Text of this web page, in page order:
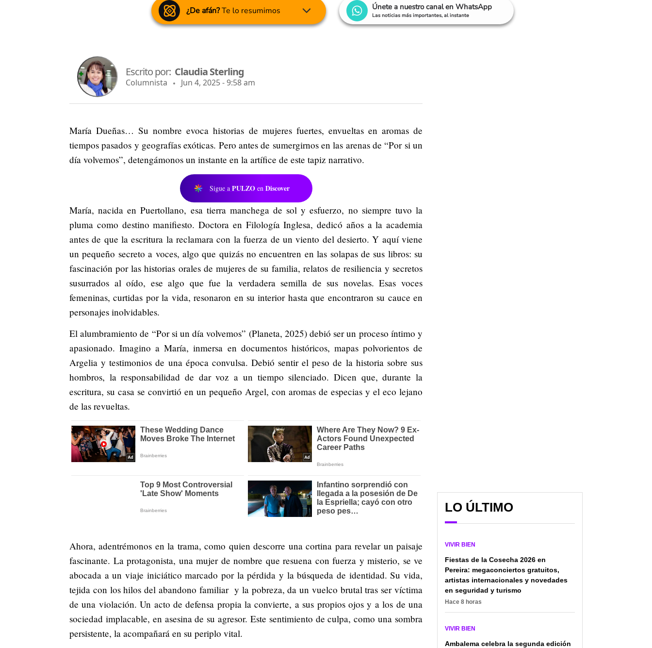
¿De afán?Te lo resumimos Únete a nuestro canal en WhatsApp
Las noticias más importantes, al instante
Escrito por: Claudia Sterling
Columnista Jun 4, 2025 - 9:58 am
María Dueñas… Su nombre evoca historias de mujeres fuertes, envueltas en aromas de
tiempos pasados y geografías exóticas. Pero antes de sumergirnos en las arenas de “Por si un
día volvemos”, detengámonos un instante en la artífice de este tapiz narrativo.
Sigue a PULZO en Discover
María, nacida en Puertollano, esa tierra manchega de sol y esfuerzo, no siempre tuvo la
pluma como destino manifiesto. Doctora en Filología Inglesa, dedicó años a la academia
antes de que la escritura la reclamara con la fuerza de un viento del desierto. Y aquí viene
un pequeño secreto a voces, algo que quizás no encuentren en las solapas de sus libros: su
fascinación por las historias orales de mujeres de su familia, relatos de resiliencia y secretos
susurrados al oído, ese algo que fue la verdadera semilla de sus novelas. Esas voces
femeninas, curtidas por la vida, resonaron en su interior hasta que encontraron su cauce en
personajes inolvidables.
El alumbramiento de “Por si un día volvemos” (Planeta, 2025) debió ser un proceso íntimo y
apasionado. Imagino a María, inmersa en documentos históricos, mapas polvorientos de
Argelia y testimonios de una época convulsa. Debió sentir el peso de la historia sobre sus
hombros, la responsabilidad de dar voz a un tiempo silenciado. Dicen que, durante la
escritura, su casa se convirtió en un pequeño Argel, con aromas de especias y el eco lejano
de las revueltas.
Ahora, adentrémonos en la trama, como quien descorre una cortina para revelar un paisaje
fascinante. La protagonista, una mujer de nombre que resuena con fuerza y misterio, se ve
abocada a un viaje iniciático marcado por la pérdida y la búsqueda de identidad. Su vida,
tejida con los hilos del abandono familiar y la pobreza, da un vuelco brutal tras ser víctima
de una violación. Un acto de defensa propia la convierte, a sus propios ojos y a los de una
sociedad implacable, en asesina de su agresor. Este sentimiento de culpa, como una sombra
persistente, la acompañará en su periplo vital.
LO ÚLTIMO
VIVIR BIEN
Fiestas de la Cosecha 2026 en
Pereira: megaconciertos gratuitos,
artistas internacionales y novedades
en seguridad y turismo
Hace 8 horas
VIVIR BIEN
Ambalema celebra la segunda edición